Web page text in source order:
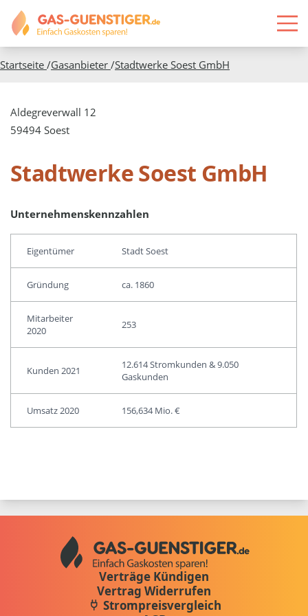
Startseite /Gasanbieter /Stadtwerke Soest GmbH
Stadtwerke Soest GmbH
Unternehmenskennzahlen
Eigentümer Stadt Soest
Gründung ca. 1860
Mitarbeiter
2020
253
Kunden 2021
12.614 Stromkunden & 9.050
Gaskunden
Umsatz 2020 156,634 Mio. €
Aldegreverwall 12
59494 Soest
Verträge Kündigen
Vertrag Widerrufen
Strompreisvergleich